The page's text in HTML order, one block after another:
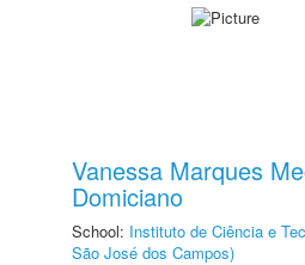
Vanessa Marques
Domiciano
School: Instituto de Ciência e
São José dos Campos)